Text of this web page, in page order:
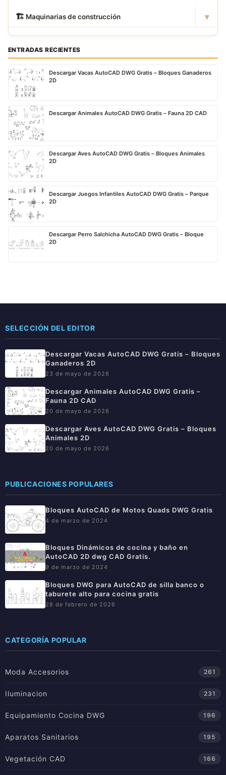
🏗 ️ Maquinarias de construcción ▾
ENTRADAS RECIENTES
Descargar Vacas AutoCAD DWG Gratis – Bloques Ganaderos
2D
Descargar Animales AutoCAD DWG Gratis – Fauna 2D CAD
Descargar Aves AutoCAD DWG Gratis – Bloques Animales
2D
Descargar Juegos Infantiles AutoCAD DWG Gratis – Parque
2D
Descargar Perro Salchicha AutoCAD DWG Gratis – Bloque
2D
SELECCIÓN DEL EDITOR
Descargar Vacas AutoCAD DWG Gratis – Bloques
Ganaderos 2D
23 de mayo de 2026
Descargar Animales AutoCAD DWG Gratis –
Fauna 2D CAD
20 de mayo de 2026
Descargar Aves AutoCAD DWG Gratis – Bloques
Animales 2D
20 de mayo de 2026
PUBLICACIONES POPULARES
Bloques AutoCAD de Motos Quads DWG Gratis
4 de marzo de 2024
Bloques Dinámicos de cocina y baño en
AutoCAD 2D dwg CAD Gratis.
9 de marzo de 2024
Bloques DWG para AutoCAD de silla banco o
taburete alto para cocina gratis
28 de febrero de 2026
CATEGORÍA POPULAR
Moda Accesorios 261
Iluminacion 231
Equipamiento Cocina DWG 196
Aparatos Sanitarios 195
Vegetación CAD 166